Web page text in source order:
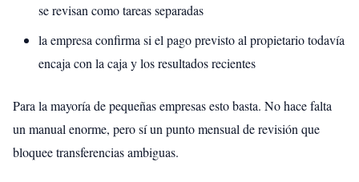
se revisan como tareas separadas
la empresa confirma si el pago previsto al propietario todavía
encaja con la caja y los resultados recientes
Para la mayoría de pequeñas empresas esto basta. No hace falta
un manual enorme, pero sí un punto mensual de revisión que
bloquee transferencias ambiguas.